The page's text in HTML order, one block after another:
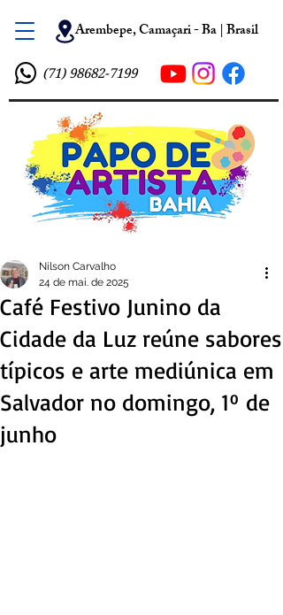
Arembepe, Camaçari - Ba | Brasil
(71) 98682-7199
Café Festivo Junino da
Cidade da Luz reúne sabores
típicos e arte mediúnica em
Salvador no domingo, 1º de
junho
Nilson Carvalho
24 de mai. de 2025